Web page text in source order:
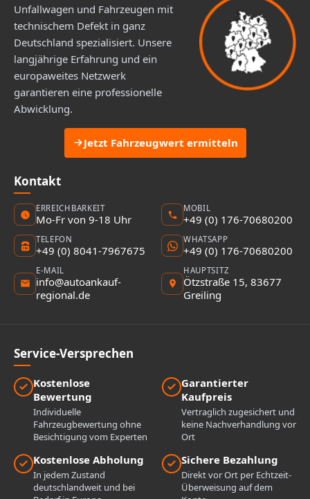
Unfallwagen und Fahrzeugen mit
technischem Defekt in ganz
Deutschland spezialisiert. Unsere
langjährige Erfahrung und ein
europaweites Netzwerk
garantieren eine professionelle
Abwicklung.
Jetzt Fahrzeugwert ermitteln
Kontakt
ERREICHBARKEIT
Mo-Fr von 9-18 Uhr
MOBIL
+49 (0) 176-70680200
TELEFON
+49 (0) 8041-7967675
WHATSAPP
+49 (0) 176-70680200
E-MAIL
info@autoankauf-
regional.de
HAUPTSITZ
Ötzstraße 15, 83677
Greiling
Service-Versprechen
Kostenlose
Bewertung
Individuelle
Fahrzeugbewertung ohne
Besichtigung vom Experten
Garantierter
Kaufpreis
Vertraglich zugesichert und
keine Nachverhandlung vor
Ort
Kostenlose Abholung
In jedem Zustand
deutschlandweit und bei
Sichere Bezahlung
Direkt vor Ort per Echtzeit-
Überweisung auf dem